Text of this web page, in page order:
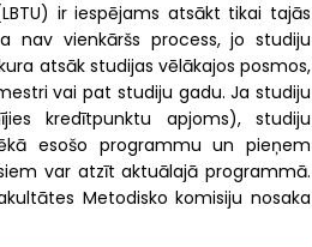
ir iespējams atsākt tikai tajās
nav vienkāršs process, jo studiju
atsāk studijas vēlākajos posmos,
vai pat studiju gadu. Ja studiju
kredītpunktu apjoms), studiju
esošo programmu un pieņem
var atzīt aktuālajā programmā.
Metodisko komisiju nosaka